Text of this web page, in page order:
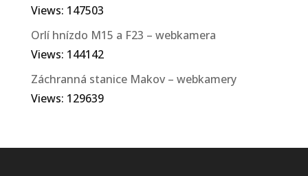
Views: 147503
Orlí hnízdo M15 a F23 – webkamera
Views: 144142
Záchranná stanice Makov – webkamery
Views: 129639